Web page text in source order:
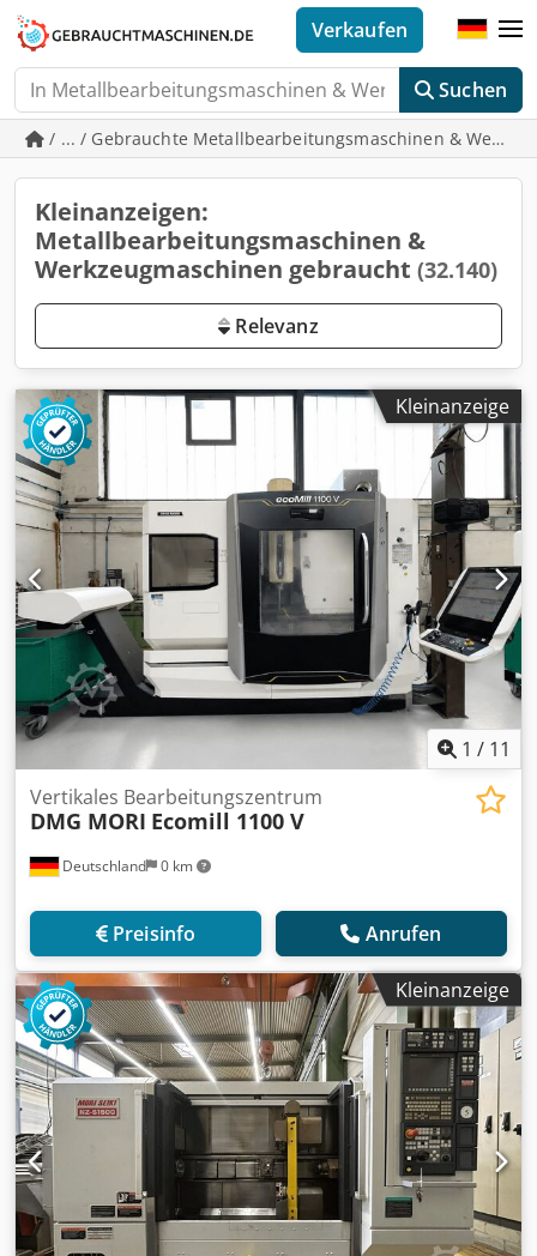
Suchen
Verkaufen
/ ... / Gebrauchte Metallbearbeitungsmaschinen &
Kleinanzeigen:
Metallbearbeitungsmaschinen &
Werkzeugmaschinen gebraucht (32.140)
Relevanz
Kleinanzeige
1 / 11
Deutschland 0 km
Vertikales Bearbeitungszentrum
DMG MORI Ecomill 1100 V
Preisinfo Anrufen
Kleinanzeige